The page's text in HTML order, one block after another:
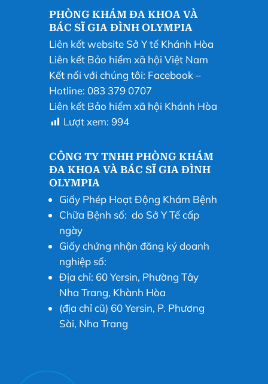
PHÒNG KHÁM ĐA KHOA VÀ
BÁC SĨ GIA ĐÌNH OLYMPIA
Liên kết website Sở Y tế Khánh Hòa
Liên kết Bảo hiểm xã hội Việt Nam
Kết nối với chúng tôi: Facebook –
Hotline: 083 379 0707
Liên kết Bảo hiểm xã hội Khánh Hòa
Lượt xem: 994
CÔNG TY TNHH PHÒNG KHÁM
ĐA KHOA VÀ BÁC SĨ GIA ĐÌNH
OLYMPIA
Giấy Phép Hoạt Động Khám Bệnh
Chữa Bệnh số: do Sở Y Tế cấp
ngày
Giấy chứng nhận đăng ký doanh
nghiệp số:
Địa chỉ: 60 Yersin, Phường Tây
Nha Trang, Khành Hòa
(địa chỉ cũ) 60 Yersin, P. Phương
Sài, Nha Trang